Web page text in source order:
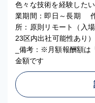
色々な技術を経験した
業期間：即日～長期
所：原則リモート（入
23区内出社可能性あり
_備考：※月額報酬額は
金額です